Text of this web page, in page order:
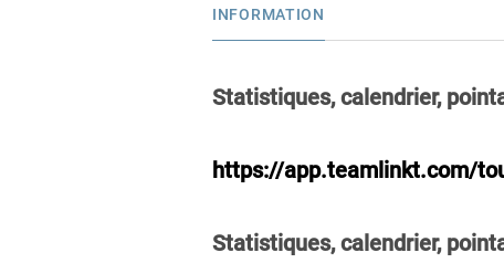
INFORMATION
Statistiques, calendrier,
https://app.teamlinkt.com/
Statistiques, calendrier,